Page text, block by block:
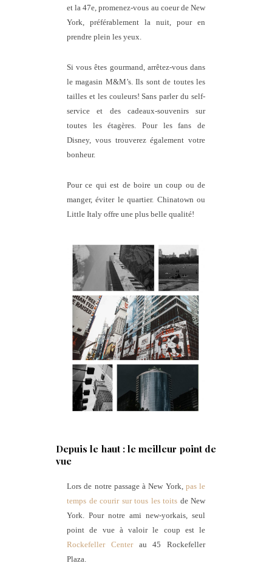
et la 47e, promenez-vous au coeur de New
York, préférablement la nuit, pour en
prendre plein les yeux.
Si vous êtes gourmand, arrêtez-vous dans
le magasin M&M’s. Ils sont de toutes les
tailles et les couleurs! Sans parler du self-
service et des cadeaux-souvenirs sur
toutes les étagères. Pour les fans de
Disney, vous trouverez également votre
bonheur.
Pour ce qui est de boire un coup ou de
manger, éviter le quartier. Chinatown ou
Little Italy offre une plus belle qualité!
Depuis le haut : le meilleur point de
vue
Lors de notre passage à New York, pas le
temps de courir sur tous les toits de New
York. Pour notre ami new-yorkais, seul
point de vue à valoir le coup est le
Rockefeller Centerau 45 Rockefeller
Plaza.